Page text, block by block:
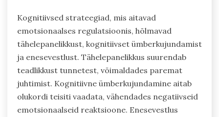
Kognitiivsed strateegiad, mis aitavad
emotsionaalses regulatsioonis, hõlmavad
tähelepanelikkust, kognitiivset ümberkujundamist
ja enesevestlust. Tähelepanelikkus suurendab
teadlikkust tunnetest, võimaldades paremat
juhtimist. Kognitiivne ümberkujundamine aitab
olukordi teisiti vaadata, vähendades negatiivseid
emotsionaalseid reaktsioone. Enesevestlus